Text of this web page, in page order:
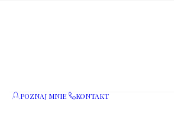
POZNAJ MNIE KONTAKT